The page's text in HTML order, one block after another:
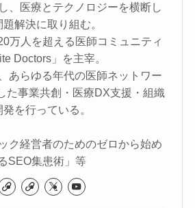
、医療とテクノロジーを横断し
題解決に取り組む。
万人を超える医師コミュニティ
Doctors」を主宰。
あらゆる年代の医師ネットワー
た事業共創・医療DX支援・組織
発を行っている。
ク経営者のためのゼロから始め
SEO集患術」等